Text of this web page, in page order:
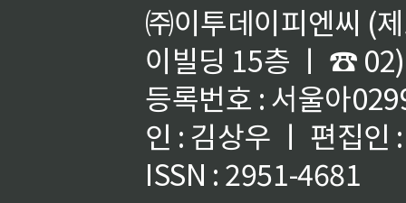
㈜이투데이피엔씨 (
이빌딩 15층 ㅣ ☎
등록번호 : 서울아
인 : 김상우 ㅣ 편집인
ISSN : 2951-4681